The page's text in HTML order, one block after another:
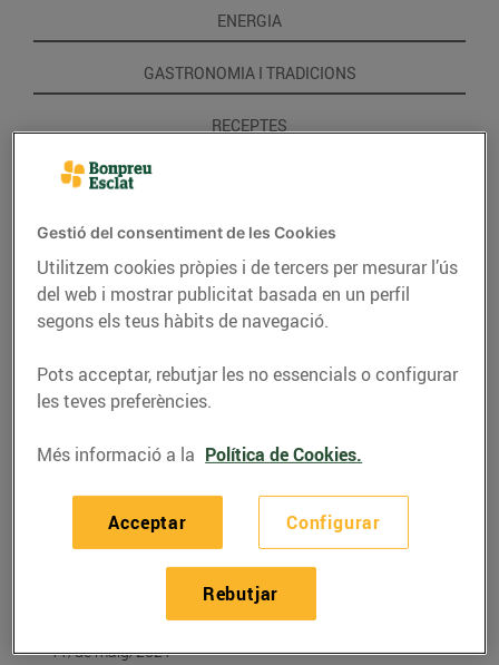
ENERGIA
GASTRONOMIA I TRADICIONS
RECEPTES
RECEPTES
Llom de porc ibèric
amb cremós de
formatge de cabra i
ceba caramel·litzada
11/de maig/2021
Gestió del consentiment de les Cookies
Utilitzem cookies pròpies i de tercers per mesurar l’ús
del web i mostrar publicitat basada en un perfil
segons els teus hàbits de navegació.
Pots acceptar, rebutjar les no essencials o configurar
les teves preferències.
Més informació a la Política de Cookies.
Configurar
Rebutjar
Acceptar